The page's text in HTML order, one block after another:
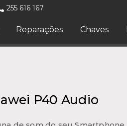
255 616 167
Reparações Chaves
P40 Audio